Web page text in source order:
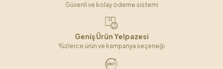
Güvenli ve kolay ödeme sistemi
Geniş Ürün Yelpazesi
Yüzlerce ürün ve kampanya seçeneği